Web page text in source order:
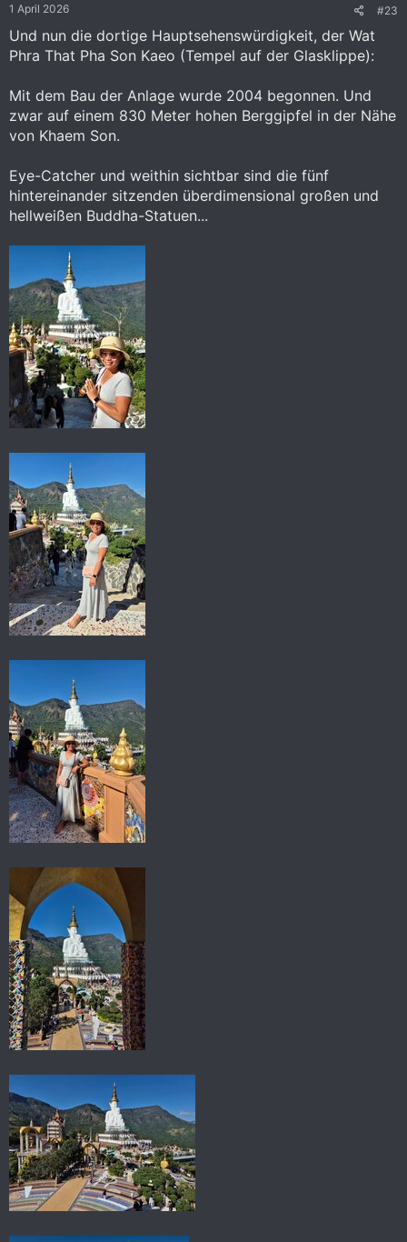
n
1 April 2026 #23
Und nun die dortige Hauptsehenswürdigkeit, der Wat
Phra That Pha Son Kaeo (Tempel auf der Glasklippe):
Mit dem Bau der Anlage wurde 2004 begonnen. Und
zwar auf einem 830 Meter hohen Berggipfel in der Nähe
von Khaem Son.
Eye-Catcher und weithin sichtbar sind die fünf
hintereinander sitzenden überdimensional großen und
hellweißen Buddha-Statuen...